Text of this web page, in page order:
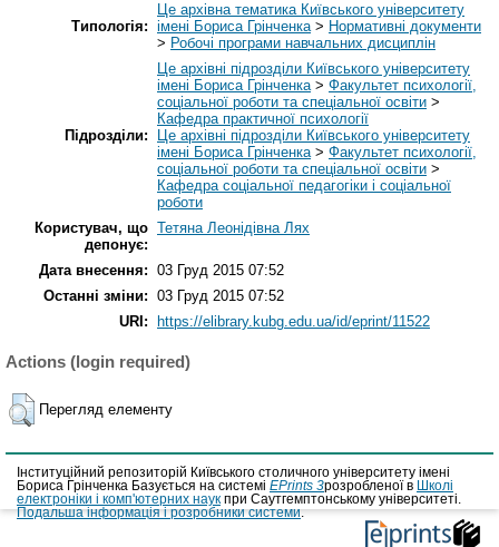
Типологія:
Це архівна тематика Київського університету
імені Бориса Грінченка> Нормативні документи
> Робочі програми навчальних дисциплін
Підрозділи:
Це архівні підрозділи Київського університету
імені Бориса Грінченка> Факультет психології,
соціальної роботи та спеціальної освіти >
Кафедра практичної психології
Це архівні підрозділи Київського університету
імені Бориса Грінченка> Факультет психології,
соціальної роботи та спеціальної освіти >
Кафедра соціальної педагогіки і соціальної
роботи
Користувач, що
депонує:
Тетяна Леонідівна Лях
Дата внесення: 03 Груд 2015 07:52
Останні зміни: 03 Груд 2015 07:52
URI:
https://elibrary.kubg.edu.ua/id/eprint/11522
Actions (login required)
Перегляд елементу
Інституційний репозиторій Київського столичного університету імені
Бориса Грінченка Базується на системі EPrints 3розробленої в
Школі
електроніки і комп'ютерних наук при Саутгемптонському університеті.
Подальша інформація і розробники системи.